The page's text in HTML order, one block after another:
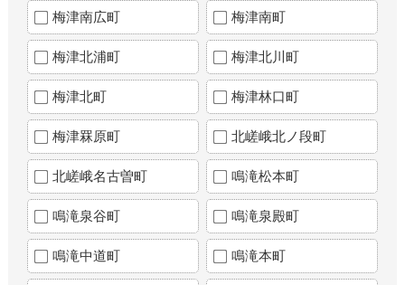
梅津南広町 梅津南町
梅津北浦町 梅津北川町
梅津北町 梅津林口町
梅津罧原町 北嵯峨北ノ段町
北嵯峨名古曽町 鳴滝松本町
鳴滝泉谷町 鳴滝泉殿町
鳴滝中道町 鳴滝本町